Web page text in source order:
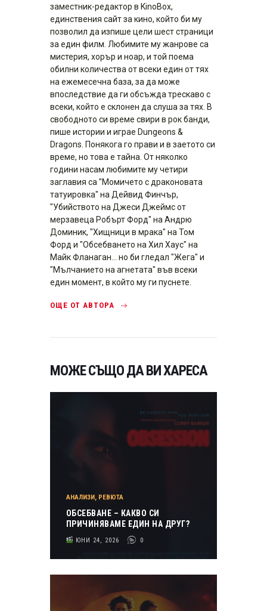
заместник-редактор в KinoBox,
единствения сайт за кино, който би му
позволил да изпише цели шест страници
за един филм. Любимите му жанрове са
мистерия, хорър и ноар, и той поема
обилни количества от всеки един от тях
на ежемесечна база, за да може
впоследствие да ги обсъжда трескаво с
всеки, който е склонен да слуша за тях. В
свободното си време свири в рок банди,
пише истории и играе Dungeons &
Dragons. Понякога го прави и в заетото си
време, но това е тайна. От няколко
години насам любимите му четири
заглавия са "Момичето с драконовата
татуировка" на Дейвид Финчър,
"Убийството на Джеси Джеймс от
мерзавеца Робърт Форд" на Андрю
Доминик, "Хищници в мрака" на Том
Форд и "Обсебването на Хил Хаус" на
Майк Фланаган... но би гледал "Жега" и
"Мълчанието на агнетата" във всеки
един момент, в който му ги пуснете.
ОЩЕ ОТ АВТОРА
МОЖЕ СЪЩО ДА ВИ ХАРЕСА
АНАЛИЗИ, РЕВЮТА
ОБСЕБВАНЕ – КАКВО СИ
ПРИЧИНЯВАМЕ ЕДИН НА ДРУГ?
ЮНИ 24, 2026 0